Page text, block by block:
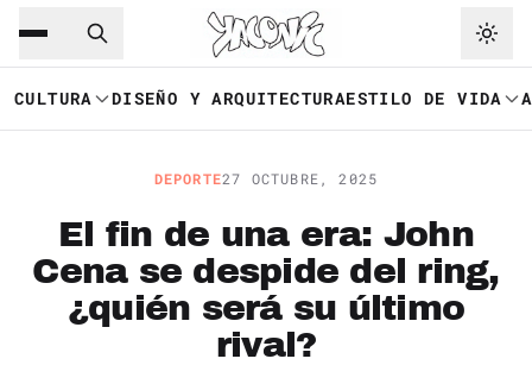
Saltar al contenido principal
CULTURA DISEÑO Y ARQUITECTURAESTILO DE VIDA
DEPORTE27 OCTUBRE, 2025
El fin de una era: John
Cena se despide del ring,
¿quién será su último
rival?